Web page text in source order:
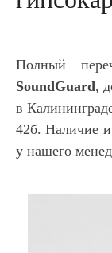
Полный
SoundGuard,
в
42б. Наличие и
у нашего